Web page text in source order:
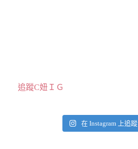
追蹤C妞ＩＧ
在 Instagram 上追蹤